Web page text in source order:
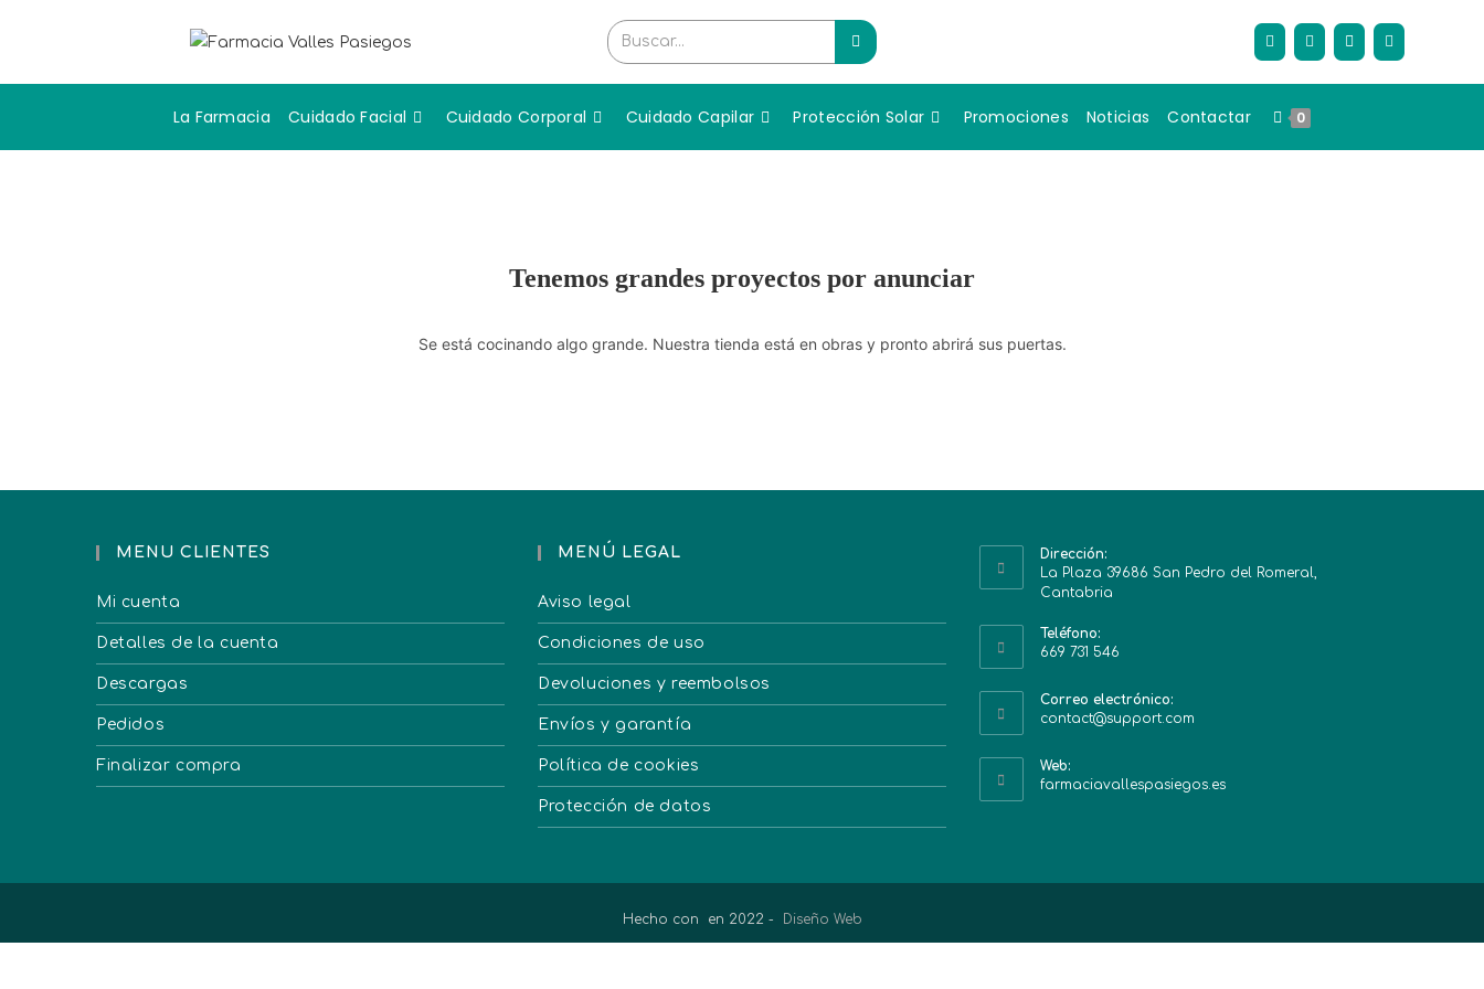
Buscar...
La Farmacia Cuidado Facial Cuidado Corporal Cuidado Capilar Protección Solar Promociones Noticias Contactar 0
Tenemos grandes proyectos por anunciar
Se está cocinando algo grande. Nuestra tienda está en obras y pronto abrirá sus puertas.
MENU CLIENTES
Mi cuenta
Detalles de la cuenta
Descargas
Pedidos
Finalizar compra
MENÚ LEGAL
Aviso legal
Condiciones de uso
Devoluciones y reembolsos
Envíos y garantía
Política de cookies
Protección de datos
Dirección:
La Plaza 39686 San Pedro del Romeral,
Cantabria
Teléfono:
669 731 546
Correo electrónico:
contact@support.com
Web:
farmaciavallespasiegos.es
Hecho con en 2022 - Diseño Web